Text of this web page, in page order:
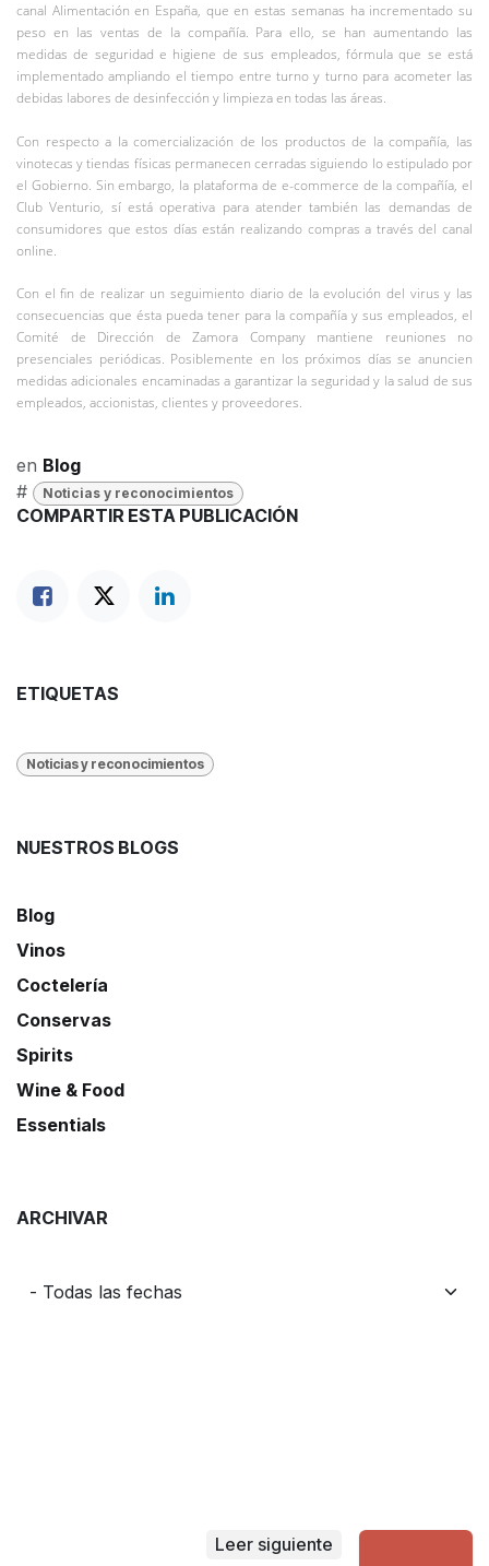
canal Alimentación en España, que en estas semanas ha incrementado su
peso en las ventas de la compañía. Para ello, se han aumentando las
medidas de seguridad e higiene de sus empleados, fórmula que se está
implementado ampliando el tiempo entre turno y turno para acometer las
debidas labores de desinfección y limpieza en todas las áreas.
Con respecto a la comercialización de los productos de la compañía, las
vinotecas y tiendas físicas permanecen cerradas siguiendo lo estipulado por
el Gobierno. Sin embargo, la plataforma de e-commerce de la compañía, el
Club Venturio, sí está operativa para atender también las demandas de
consumidores que estos días están realizando compras a través del canal
online.
Con el fin de realizar un seguimiento diario de la evolución del virus y las
consecuencias que ésta pueda tener para la compañía y sus empleados, el
Comité de Dirección de Zamora Company mantiene reuniones no
presenciales periódicas. Posiblemente en los próximos días se anuncien
medidas adicionales encaminadas a garantizar la seguridad y la salud de sus
empleados, accionistas, clientes y proveedores.
en Blog
#
Noticias y reconocimientos
COMPARTIR ESTA PUBLICACIÓN
ETIQUETAS
Noticias y reconocimientos
NUESTROS BLOGS
Blog
Vinos
Coctelería
Conservas
Spirits
Wine & Food
Essentials
ARCHIVAR
Leer siguiente